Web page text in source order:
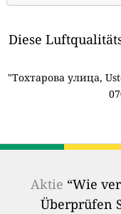
Diese
"Тохтарова улица,
Aktie “Wie
Überprüfen